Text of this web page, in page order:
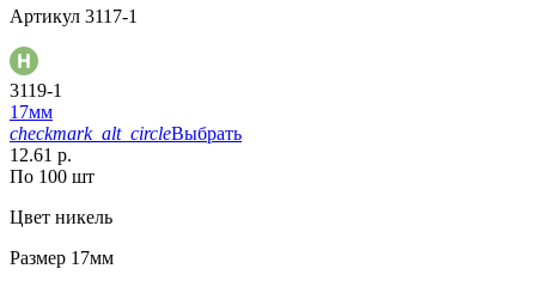
Артикул 3117-1
3119-1
17мм
checkmark_alt_circleВыбрать
12.61 р.
По 100 шт
Цвет никель
Размер 17мм